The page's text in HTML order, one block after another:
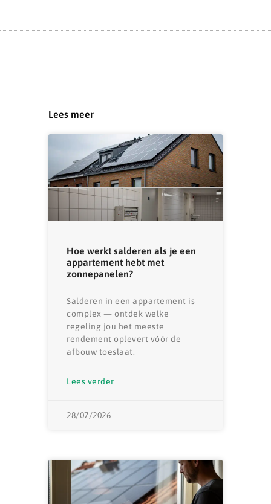
Lees meer
Hoe werkt salderen als je een
appartement hebt met
zonnepanelen?
Salderen in een appartement is
complex — ontdek welke
regeling jou het meeste
rendement oplevert vóór de
afbouw toeslaat.
Lees verder
28/07/2026